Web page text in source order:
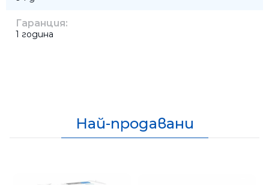
Гаранция:
1 година
Най-продавани